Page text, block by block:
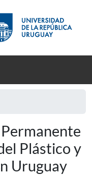
Plástico y
Uruguay